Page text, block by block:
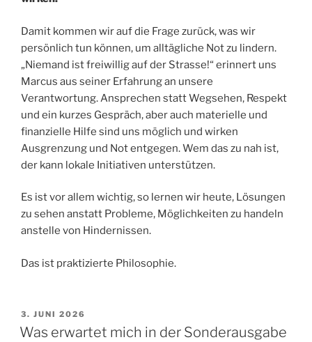
Damit kommen wir auf die Frage zurück, was wir
persönlich tun können, um alltägliche Not zu lindern.
„Niemand ist freiwillig auf der Strasse!“ erinnert uns
Marcus aus seiner Erfahrung an unsere
Verantwortung. Ansprechen statt Wegsehen, Respekt
und ein kurzes Gespräch, aber auch materielle und
finanzielle Hilfe sind uns möglich und wirken
Ausgrenzung und Not entgegen. Wem das zu nah ist,
der kann lokale Initiativen unterstützen.
Es ist vor allem wichtig, so lernen wir heute, Lösungen
zu sehen anstatt Probleme, Möglichkeiten zu handeln
anstelle von Hindernissen.
Das ist praktizierte Philosophie.
VERÖFFENTLICHT
AM
3. JUNI 2026
Was erwartet mich in der Sonderausgabe